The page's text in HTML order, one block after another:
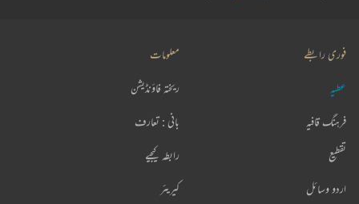
فوری رابطے
عطیہ
فرہنگ قافیہ
تقطیع
اردو وسائل
معلومات
ریختہ فاؤنڈیشن
بانی : تعارف
رابطہ کیجیے
کیریئر